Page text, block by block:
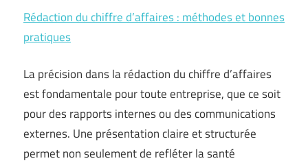
Rédaction du chiffre d’affaires : méthodes et bonnes
pratiques
La précision dans la rédaction du chiffre d’affaires
est fondamentale pour toute entreprise, que ce soit
pour des rapports internes ou des communications
externes. Une présentation claire et structurée
permet non seulement de refléter la santé